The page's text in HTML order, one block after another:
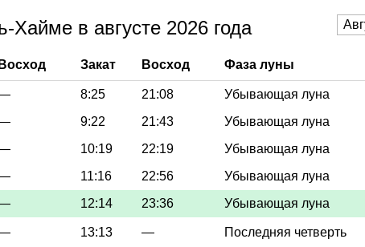
в августе 2026 года
Восход Закат Восход Фаза луны
8:25 21:08 Убывающая луна
9:22 21:43 Убывающая луна
10:19 22:19 Убывающая луна
11:16 22:56 Убывающая луна
12:14 23:36 Убывающая луна
13:13 — Последняя четверть